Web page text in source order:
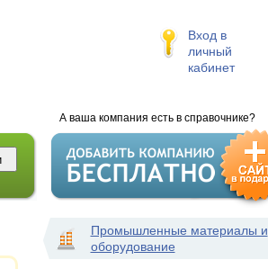
Вход в
личный
кабинет
А ваша компания есть в справочнике?
Промышленные материалы и
оборудование